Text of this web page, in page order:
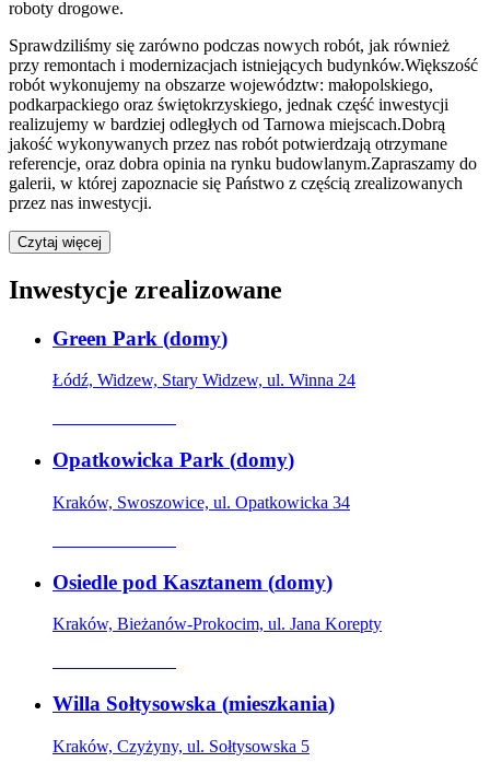
roboty drogowe.
Sprawdziliśmy się zarówno podczas nowych robót, jak również
przy remontach i modernizacjach istniejących budynków.Większość
robót wykonujemy na obszarze województw: małopolskiego,
podkarpackiego oraz świętokrzyskiego, jednak część inwestycji
realizujemy w bardziej odległych od Tarnowa miejscach.Dobrą
jakość wykonywanych przez nas robót potwierdzają otrzymane
referencje, oraz dobra opinia na rynku budowlanym.Zapraszamy do
galerii, w której zapoznacie się Państwo z częścią zrealizowanych
przez nas inwestycji.
Czytaj więcej
Inwestycje zrealizowane
Green Park (domy)
Łódź, Widzew, Stary Widzew, ul. Winna 24
Opatkowicka Park (domy)
Kraków, Swoszowice, ul. Opatkowicka 34
Osiedle pod Kasztanem (domy)
Kraków, Bieżanów-Prokocim, ul. Jana Korepty
Willa Sołtysowska (mieszkania)
Kraków, Czyżyny, ul. Sołtysowska 5